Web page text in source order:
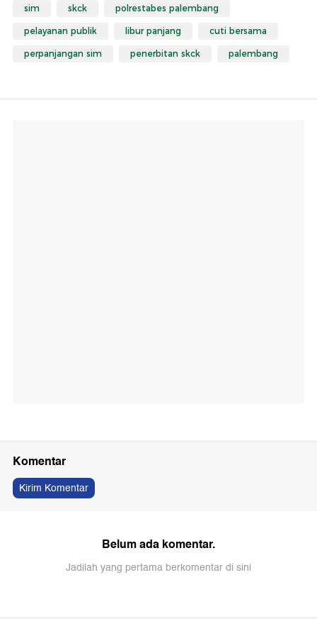
sim skck polrestabes palembang
pelayanan publik libur panjang cuti bersama
perpanjangan sim penerbitan skck palembang
Komentar
Kirim Komentar
Belum ada komentar.
Jadilah yang pertama berkomentar di sini